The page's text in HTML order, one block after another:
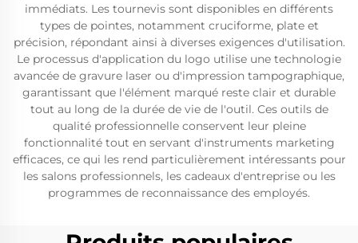
immédiats. Les tournevis sont disponibles en différents
types de pointes, notamment cruciforme, plate et
précision, répondant ainsi à diverses exigences d'utilisation.
Le processus d'application du logo utilise une technologie
avancée de gravure laser ou d'impression tampographique,
garantissant que l'élément marqué reste clair et durable
tout au long de la durée de vie de l'outil. Ces outils de
qualité professionnelle conservent leur pleine
fonctionnalité tout en servant d'instruments marketing
efficaces, ce qui les rend particulièrement intéressants pour
les salons professionnels, les cadeaux d'entreprise ou les
programmes de reconnaissance des employés.